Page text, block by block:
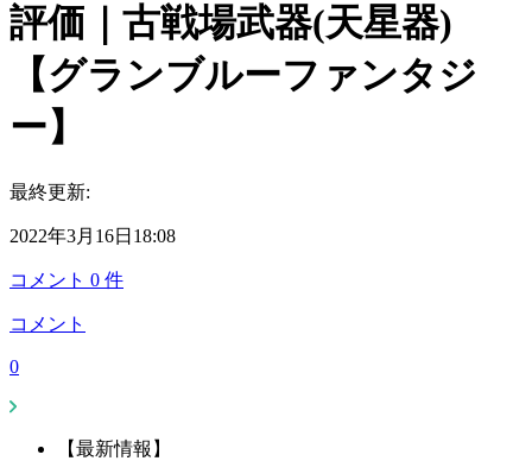
評価｜古戦場武器(天星器)
【グランブルーファンタジ
ー】
最終更新:
2022年3月16日18:08
コメント 0 件
コメント
0
【最新情報】